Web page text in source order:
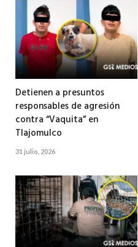
Detienen a presuntos
responsables de agresión
contra “Vaquita” en
Tlajomulco
31 julio, 2026